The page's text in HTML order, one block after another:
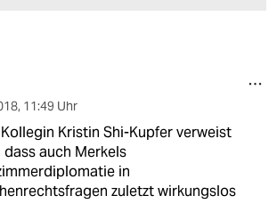
, 11:49 Uhr
Kollegin Kristin Shi-Kupfer verweist
dass auch Merkels
in
zuletzt wirkungslos